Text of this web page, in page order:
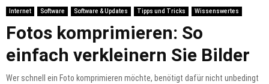
Internet Software Software & Updates Tipps und Tricks Wissenswertes
Fotos komprimieren: So
einfach verkleinern Sie Bilder
Wer schnell ein Foto komprimieren möchte, benötigt dafür nicht unbedingt